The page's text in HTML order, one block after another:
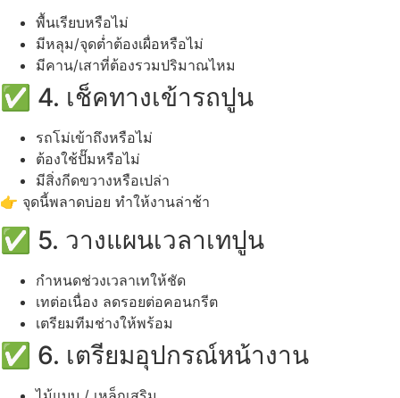
พื้นเรียบหรือไม่
มีหลุม/จุดต่ำต้องเผื่อหรือไม่
มีคาน/เสาที่ต้องรวมปริมาณไหม
✅ 4. เช็คทางเข้ารถปูน
รถโม่เข้าถึงหรือไม่
ต้องใช้ปั๊มหรือไม่
มีสิ่งกีดขวางหรือเปล่า
👉 จุดนี้พลาดบ่อย ทำให้งานล่าช้า
✅ 5. วางแผนเวลาเทปูน
กำหนดช่วงเวลาเทให้ชัด
เทต่อเนื่อง ลดรอยต่อคอนกรีต
เตรียมทีมช่างให้พร้อม
✅ 6. เตรียมอุปกรณ์หน้างาน